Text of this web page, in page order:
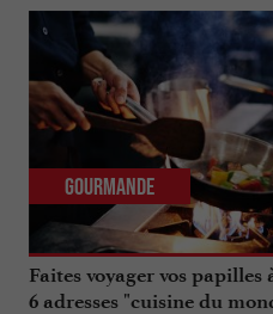
Faites voyager vos papilles
6 adresses "cuisine du
Gourmande